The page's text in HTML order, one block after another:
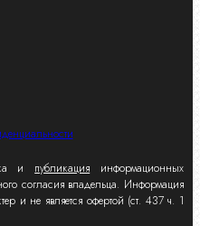
и публикация информационных
согласия владельца. Информация
и не является офертой (ст. 437 ч. 1